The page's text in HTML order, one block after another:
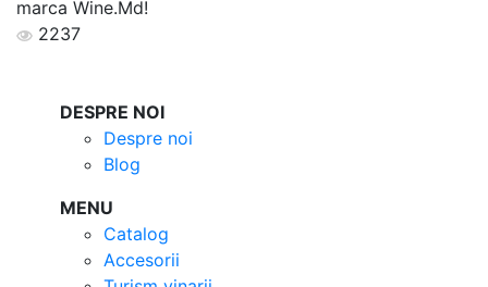
marca Wine.Md!
2237
DESPRE NOI
Despre noi
Blog
MENU
Catalog
Accesorii